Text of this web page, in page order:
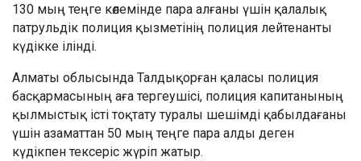
130 мың теңге көлемінде пара алғаны үшін қалалық
патрульдік полиция қызметінің полиция лейтенанты
күдікке ілінді.
Алматы облысында Талдықорған қаласы полиция
басқармасының аға тергеушісі, полиция капитанының
қылмыстық істі тоқтату туралы шешімді қабылдағаны
үшін азаматтан 50 мың теңге пара алды деген
күдікпен тексеріс жүріп жатыр.